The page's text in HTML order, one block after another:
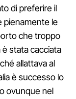
di preferire il
pienamente le
che troppo
stata cacciata
allattava al
è successo lo
ovunque nel